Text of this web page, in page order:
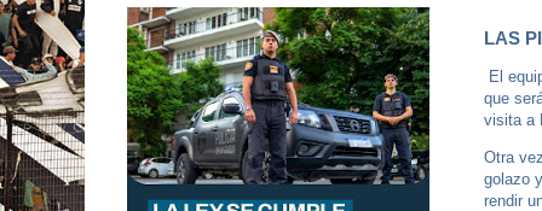
LAS
El
que
visita a
Otra
golazo
rendir